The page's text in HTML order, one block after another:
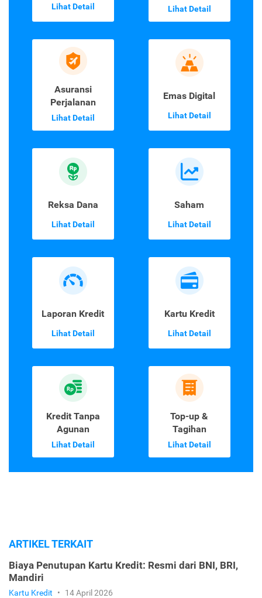
Lihat Detail Lihat Detail
Asuransi
Perjalanan
Lihat Detail
Emas Digital
Lihat Detail
Reksa Dana
Lihat Detail
Saham
Lihat Detail
Laporan Kredit
Lihat Detail
Kartu Kredit
Lihat Detail
Kredit Tanpa
Agunan
Lihat Detail
Top-up &
Tagihan
Lihat Detail
ARTIKEL TERKAIT
Biaya Penutupan Kartu Kredit: Resmi dari BNI, BRI,
Mandiri
Kartu Kredit • 14 April 2026